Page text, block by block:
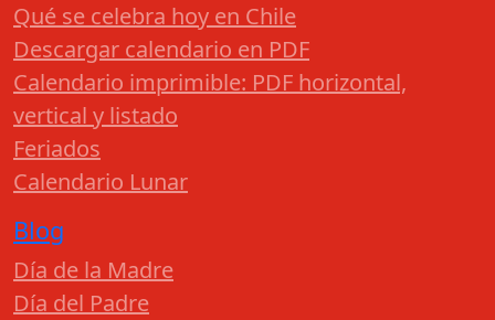
Qué se celebra hoy en Chile
Descargar calendario en PDF
Calendario imprimible: PDF horizontal,
vertical y listado
Feriados
Calendario Lunar
Blog
Día de la Madre
Día del Padre